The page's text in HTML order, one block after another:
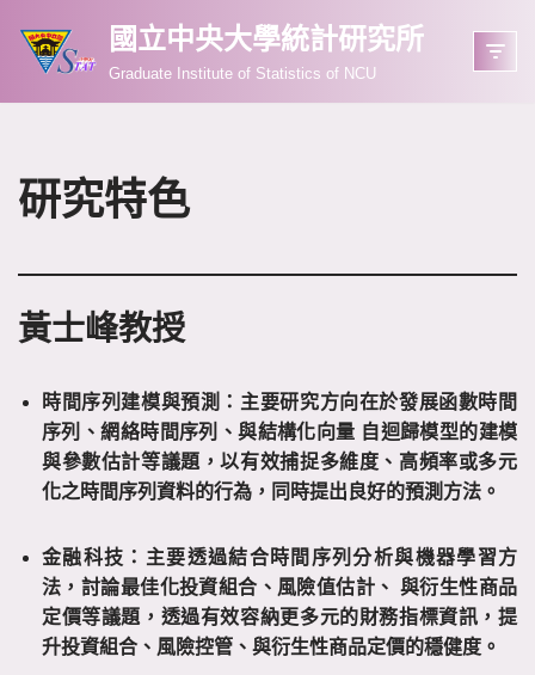
Skip
國立中央大學統計研究所
Graduate Institute of Statistics of NCU
研究特色
黃士峰教授
時間序列建模與預測：主要研究方向在於發展函數時間
序列、網絡時間序列、與結構化向量 自迴歸模型的建模
與參數估計等議題，以有效捕捉多維度、高頻率或多元
化之時間序列資料的行為，同時提出良好的預測方法。
金融科技：主要透過結合時間序列分析與機器學習方
法，討論最佳化投資組合、風險值估計、 與衍生性商品
定價等議題，透過有效容納更多元的財務指標資訊，提
升投資組合、風險控管、與衍生性商品定價的穩健度。